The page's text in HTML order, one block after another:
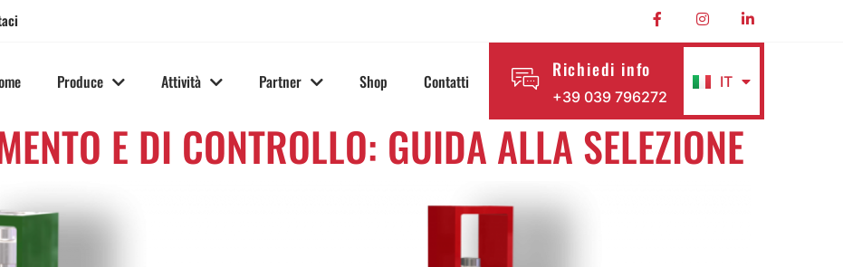
Produce Attività Partner Shop Contatti
Richiedi info
+39 039 796272
IT
EN
E DI CONTROLLO: GUIDA ALLA SELEZIONE